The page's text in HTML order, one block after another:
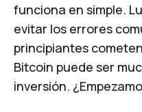
funciona en simple.
evitar los errores
principiantes
Bitcoin puede ser
inversión.